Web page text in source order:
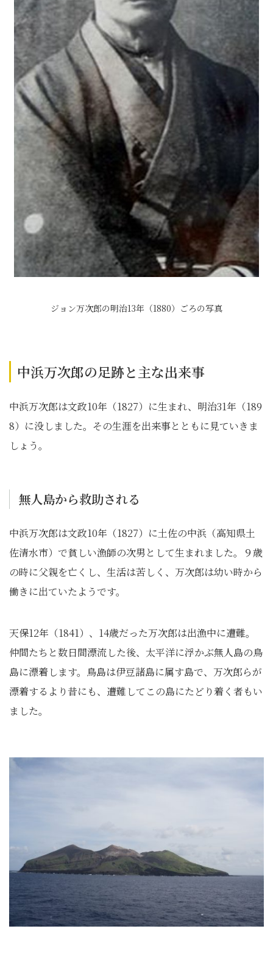
ジョン万次郎の明治13年（1880）ごろの写真
中浜万次郎の足跡と主な出来事
中浜万次郎は文政10年（1827）に生まれ、明治31年（189
8）に没しました。その生涯を出来事とともに見ていきま
しょう。
無人島から救助される
中浜万次郎は文政10年（1827）に土佐の中浜（高知県土
佐清水市）で貧しい漁師の次男として生まれました。９歳
の時に父親を亡くし、生活は苦しく、万次郎は幼い時から
働きに出ていたようです。
天保12年（1841）、14歳だった万次郎は出漁中に遭難。
仲間たちと数日間漂流した後、太平洋に浮かぶ無人島の鳥
島に漂着します。鳥島は伊豆諸島に属す島で、万次郎らが
漂着するより昔にも、遭難してこの島にたどり着く者もい
ました。